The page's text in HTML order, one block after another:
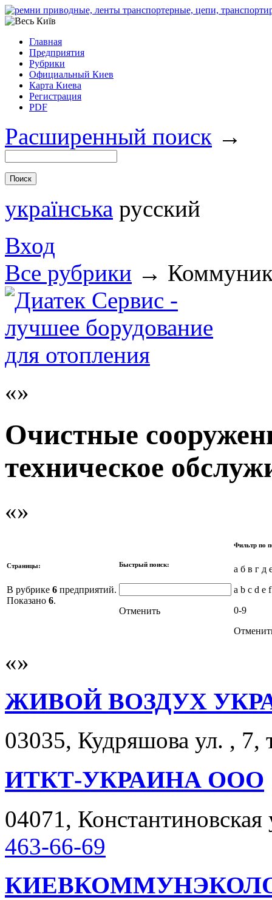
Главная
Предприятия
Рубрики
Официальный Киев
Карта Киева
Регистрация
PDF
Расширенный поиск →
українська русский
Вход
Все рубрики →
Очистные
техническое
Страницы:
В рубрике 6 предприятий.
Показано 6.
Быстрый поиск:
Отменить
Фильтр по
а б в г д
a b c d e
0-9
ЖИВОЙ ВОЗДУХ
03035, Кудряшова ул. , 7,
ИТКТ-УКРАИНА ООО
04071,
463-66-69